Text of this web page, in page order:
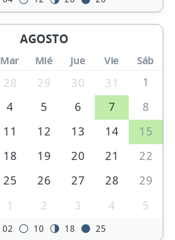
AGOSTO
Mar Mié Jue Vie Sáb
28 29 30 31
1
4 5 6 7
8
11 12 13 14
15
18 19 20 21
22
25 26 27 28
29
1 2 3 4 5
02 10 18 25